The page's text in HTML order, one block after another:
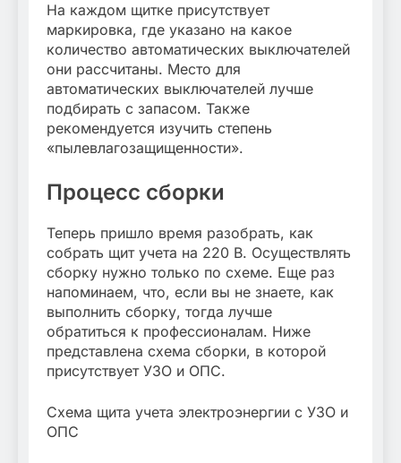
На каждом щитке присутствует
маркировка, где указано на какое
количество автоматических выключателей
они рассчитаны. Место для
автоматических выключателей лучше
подбирать с запасом. Также
рекомендуется изучить степень
«пылевлагозащищенности».
Процесс сборки
Теперь пришло время разобрать, как
собрать щит учета на 220 В. Осуществлять
сборку нужно только по схеме. Еще раз
напоминаем, что, если вы не знаете, как
выполнить сборку, тогда лучше
обратиться к профессионалам. Ниже
представлена схема сборки, в которой
присутствует УЗО и ОПС.
Схема щита учета электроэнергии с УЗО и
ОПС